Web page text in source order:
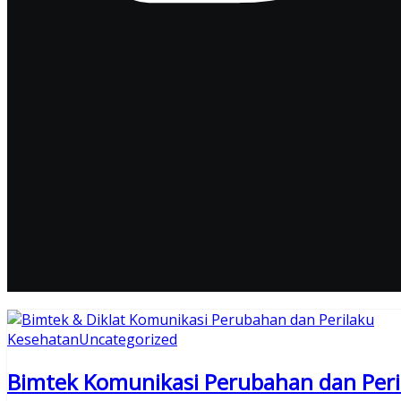
KesehatanUncategorized
Bimtek Komunikasi Perubahan dan